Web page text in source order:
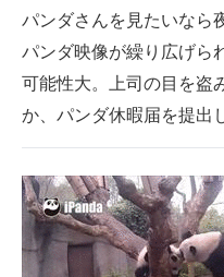
パンダさんを見たいなら
パンダ映像が繰り広げら
可能性大。上司の目を盗
か、パンダ休暇届を提出